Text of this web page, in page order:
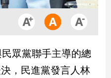
眾黨聯手主導的總
，民進黨發言人林